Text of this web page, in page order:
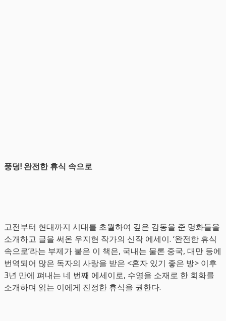
풍덩! 완전한 휴식 속으로
고전부터 현대까지 시대를 초월하여 깊은 감동을 준 명화들을
소개하고 글을 써온 우지현 작가의 신작 에세이. ‘완전한 휴식
속으로’라는 부제가 붙은 이 책은, 국내는 물론 중국, 대만 등에
번역되어 많은 독자의 사랑을 받은 <혼자 있기 좋은 방> 이후
3년 만에 펴내는 네 번째 에세이로, 수영을 소재로 한 회화를
소개하며 읽는 이에게 진정한 휴식을 권한다.